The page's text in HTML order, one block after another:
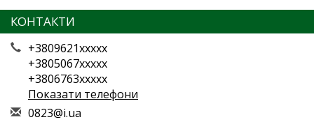
КОНТАКТИ
+3809621xxxxx
+3805067xxxxx
+3806763xxxxx
Показати телефони
0823@i.ua